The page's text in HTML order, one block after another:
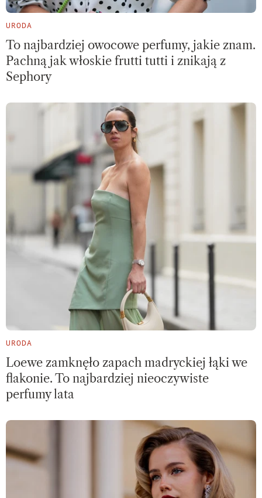
URODA
To najbardziej owocowe perfumy, jakie znam.
Pachną jak włoskie frutti tutti i znikają z
Sephory
URODA
Loewe zamknęło zapach madryckiej łąki we
flakonie. To najbardziej nieoczywiste
perfumy lata